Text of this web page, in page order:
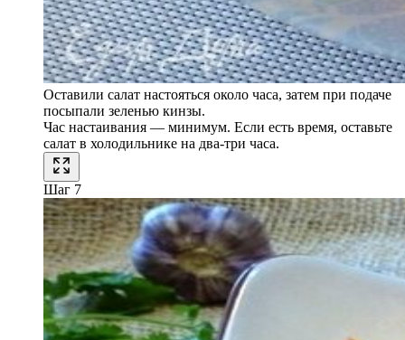
Оставили салат настояться около часа, затем при подаче
посыпали зеленью кинзы.
Час настаивания — минимум. Если есть время, оставьте
салат в холодильнике на два-три часа.
Шаг 7